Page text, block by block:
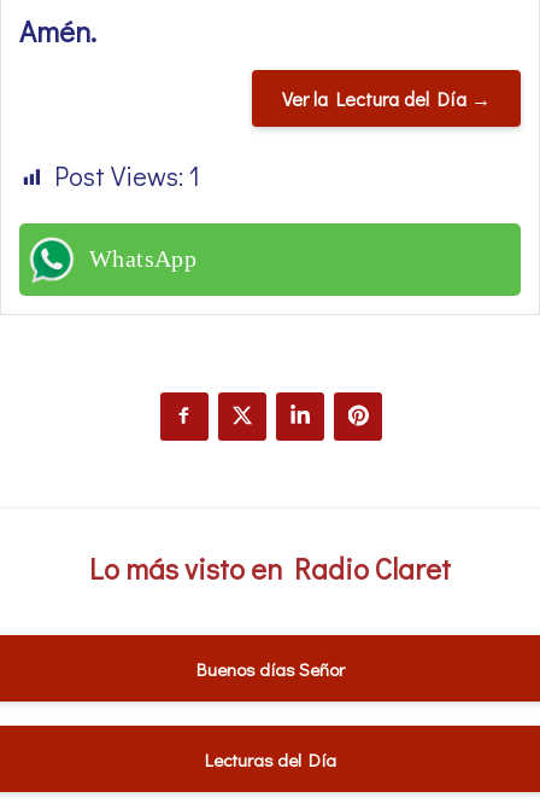
Amén.
Ver la Lectura del Día →
Post Views: 1
WhatsApp
Lo más visto en Radio Claret
Buenos días Señor
Lecturas del Día